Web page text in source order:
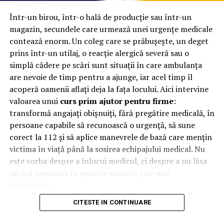
Ceaiul din plante poate fi servit in diferite moduri, atat
fierbinte, cat si rece, la fel cum poate si servit indulcit
sau nu. Mai nou, majoritatea companiilor ambaleaza
diverse sortimente de plante, combinate sau nu, in
plicuri de ceai create special pentru aceste infuzii,
usurand foarte mult modul de utilizare.
Aceasta bautura pe baza de apa si plante, folosita atat
pentru relaxare, hidratare sau revigorare, incepe in
zilele noastra sa atraga cat mai multi consumatori, prin
descoperirea beneficiilor pe care le aduce fitoterapia.
Ce beneficii aduc ceaiurile din
plante?
trebuie mentionate:
– sunt bogate in antioxidanti, nutrienti si vitamine,
Într-un birou, într-o hală de producție sau într-un
magazin, secundele care urmează unei urgențe medicale
contează enorm. Un coleg care se prăbușește, un deget
prins într-un utilaj, o reacție alergică severă sau o
simplă cădere pe scări sunt situații în care ambulanța
are nevoie de timp pentru a ajunge, iar acel timp îl
acoperă oamenii aflați deja la fața locului. Aici intervine
valoarea unui curs prim ajutor pentru firme:
transformă angajați obișnuiți, fără pregătire medicală, în
persoane capabile să recunoască o urgență, să sune
corect la 112 și să aplice manevrele de bază care mențin
victima în viață până la sosirea echipajului medical. Nu
este vorba despre a înlocui medicul, ci despre a nu lăsa
De ce contează primele minute
CITESTE IN CONTINUARE